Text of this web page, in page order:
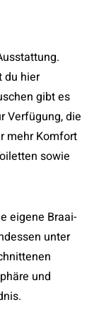
du hier
gibt es
Verfügung, die
mehr Komfort
sowie
eigene Braai-
unter
und